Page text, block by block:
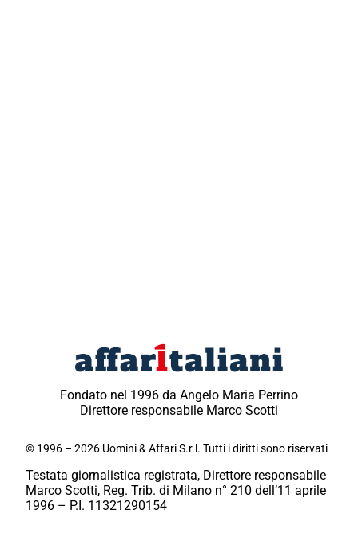
Fondato nel 1996 da Angelo Maria Perrino
Direttore responsabile Marco Scotti
© 1996 – 2026 Uomini & Affari S.r.l. Tutti i diritti sono riservati
Testata giornalistica registrata, Direttore responsabile
Marco Scotti, Reg. Trib. di Milano n° 210 dell’11 aprile
1996 – P.I. 11321290154